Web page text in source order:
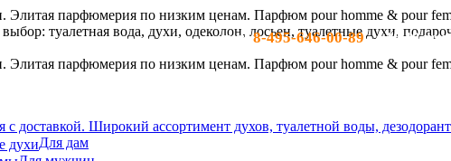
тел:8-495-646-00-89- c 10-19 по
Для дам